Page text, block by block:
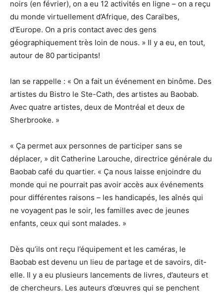
noirs (en février), on a eu 12 activités en ligne – on a reçu
du monde virtuellement d’Afrique, des Caraïbes,
d’Europe. On a pris contact avec des gens
géographiquement très loin de nous. » Il y a eu, en tout,
autour de 80 participants!
Ian se rappelle : « On a fait un événement en binôme. Des
artistes du Bistro le Ste-Cath, des artistes au Baobab.
Avec quatre artistes, deux de Montréal et deux de
Sherbrooke. »
« Ça permet aux personnes de participer sans se
déplacer, » dit Catherine Larouche, directrice générale du
Baobab café du quartier. « Ça nous laisse enjoindre du
monde qui ne pourrait pas avoir accès aux événements
pour différentes raisons – les handicapés, les aînés qui
ne voyagent pas le soir, les familles avec de jeunes
enfants, ceux qui sont malades. »
Dès qu’ils ont reçu l’équipement et les caméras, le
Baobab est devenu un lieu de partage et de savoirs, dit-
elle. Il y a eu plusieurs lancements de livres, d’auteurs et
de chercheurs. Les auteurs d’œuvres qui se penchent